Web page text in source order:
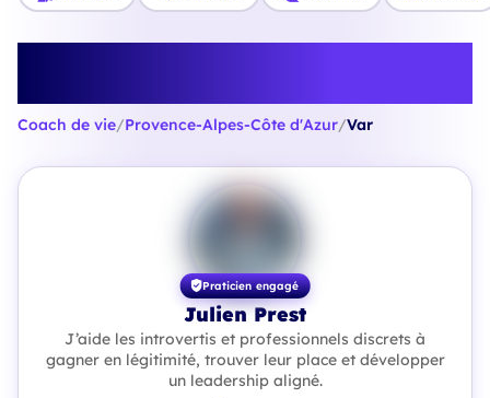
Coach de vie/Provence-Alpes-Côte d'Azur/Var
Praticien engagé
Julien Prest
J’aide les introvertis et professionnels discrets à
gagner en légitimité, trouver leur place et développer
un leadership aligné.